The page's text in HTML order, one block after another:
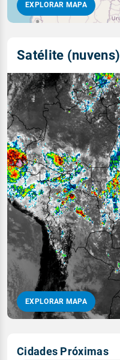
EXPLORAR MAPA
Satélite (nuvens)
EXPLORAR MAPA
Cidades Próximas